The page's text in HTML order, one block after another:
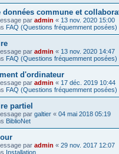
données commune et
par admin « 13 nov. 2020 15:00
FAQ (Questions fréquemment posées)
par admin « 13 nov. 2020 14:47
FAQ (Questions fréquemment posées)
d'ordinateur
par admin « 17 déc. 2019 10:44
FAQ (Questions fréquemment posées)
partiel
par galtier « 04 mai 2018 05:19
BiblioNet
par admin « 29 nov. 2017 12:07
Installation